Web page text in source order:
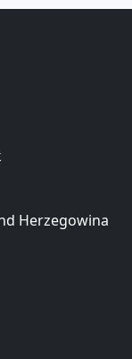
Herzegowina